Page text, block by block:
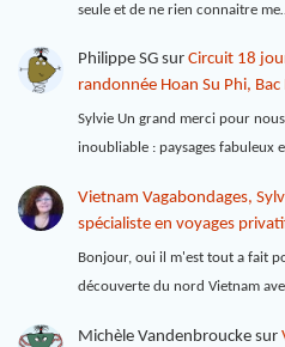
seule et de ne rien connaitre
Philippe SGsur Circuit 18
randonnée Hoan Su Phi,
Sylvie Un grand merci pour
inoubliable : paysages fabuleux
Vietnam Vagabondages,
spécialiste en voyages
Bonjour, oui il m'est tout a fait
découverte du nord Vietnam
Michèle Vandenbrouckesur